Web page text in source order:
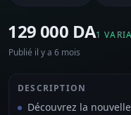
⁦129 000 DA⁩1
Publié il y a 6 mois
DESCRIPTION
Découvrez la